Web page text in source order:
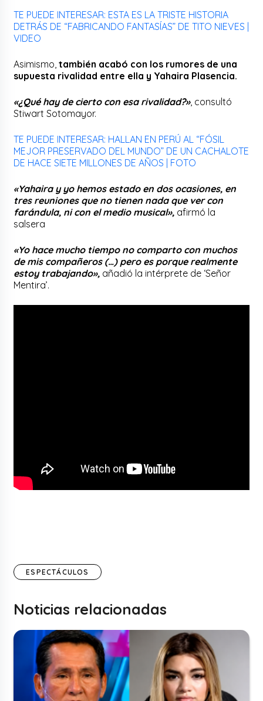
TE PUEDE INTERESAR: ESTA ES LA TRISTE HISTORIA
DETRÁS DE “FABRICANDO FANTASÍAS” DE TITO NIEVES |
VIDEO
Asimismo,también acabó con los rumores de una
supuesta rivalidad entre ella y Yahaira Plasencia.
«¿Qué hay de cierto con esa rivalidad?», consultó
Stiwart Sotomayor.
TE PUEDE INTERESAR: HALLAN EN PERÚ AL “FÓSIL
MEJOR PRESERVADO DEL MUNDO” DE UN CACHALOTE
DE HACE SIETE MILLONES DE AÑOS | FOTO
«Yahaira y yo hemos estado en dos ocasiones, en
tres reuniones que no tienen nada que ver con
farándula, ni con el medio musical», afirmó la
salsera
«Yo hace mucho tiempo no comparto con muchos
de mis compañeros (…) pero es porque realmente
estoy trabajando», añadió la intérprete de ‘Señor
Mentira’.
ESPECTÁCULOS
Noticias relacionadas